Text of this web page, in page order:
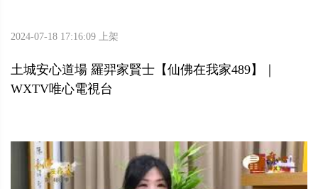
2024-07-18 17:16:09 上架
土城安心道場 羅羿家賢士【仙佛在我家489】｜
WXTV唯心電視台